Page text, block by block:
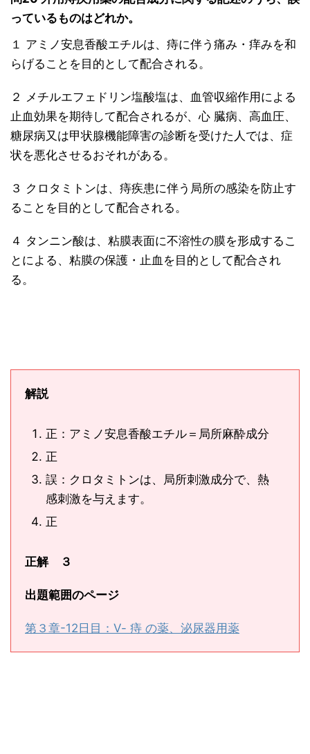
っているものはどれか。
１ アミノ安息香酸エチルは、痔に伴う痛み・痒みを和
らげることを目的として配合される。
２ メチルエフェドリン塩酸塩は、血管収縮作用による
止血効果を期待して配合されるが、心 臓病、高血圧、
糖尿病又は甲状腺機能障害の診断を受けた人では、症
状を悪化させるおそれがある。
３ クロタミトンは、痔疾患に伴う局所の感染を防止す
ることを目的として配合される。
４ タンニン酸は、粘膜表面に不溶性の膜を形成するこ
とによる、粘膜の保護・止血を目的として配合され
る。
解説
正：アミノ安息香酸エチル＝局所麻酔成分
正
誤：クロタミトンは、局所刺激成分で、熱
感刺激を与えます。
正
正解 ３
出題範囲のページ
第３章-12日目：Ⅴ- 痔 の薬、泌尿器用薬